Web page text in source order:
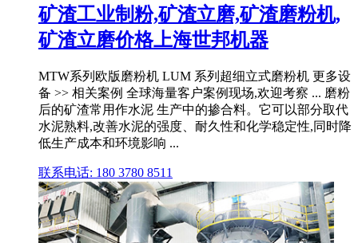
矿渣工业制粉,矿渣立磨,矿渣磨粉机,
矿渣立磨价格上海世邦机器
MTW系列欧版磨粉机 LUM 系列超细立式磨粉机 更多设
备 >> 相关案例 全球海量客户案例现场,欢迎考察 ... 磨粉
后的矿渣常用作水泥 生产中的掺合料。它可以部分取代
水泥熟料,改善水泥的强度、耐久性和化学稳定性,同时降
低生产成本和环境影响 ...
联系电话: 180 3780 8511